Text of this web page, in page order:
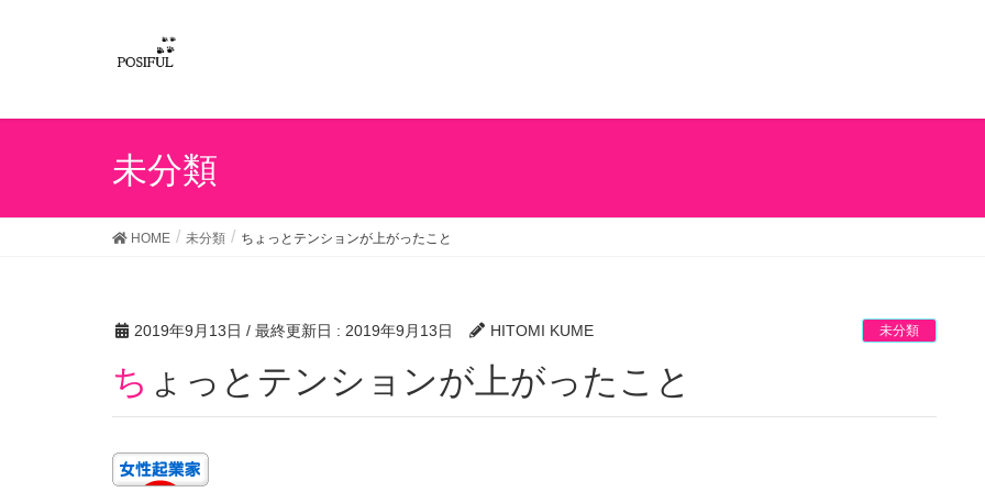
未分類
HOME 未分類 ちょっとテンションが上がったこと
2019年9月13日 / 最終更新日 : 2019年9月13日 HITOMI KUME 未分類
ちょっとテンションが上がったこと